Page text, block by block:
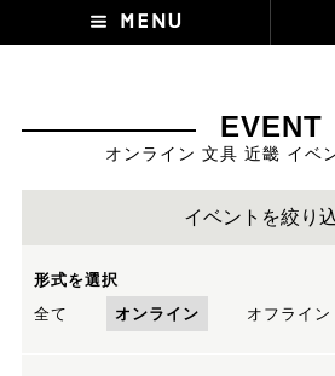
EVENT
オンライン 文具 近畿 イベ
イベントを絞り
形式を選択
全て
オンライン オフライン